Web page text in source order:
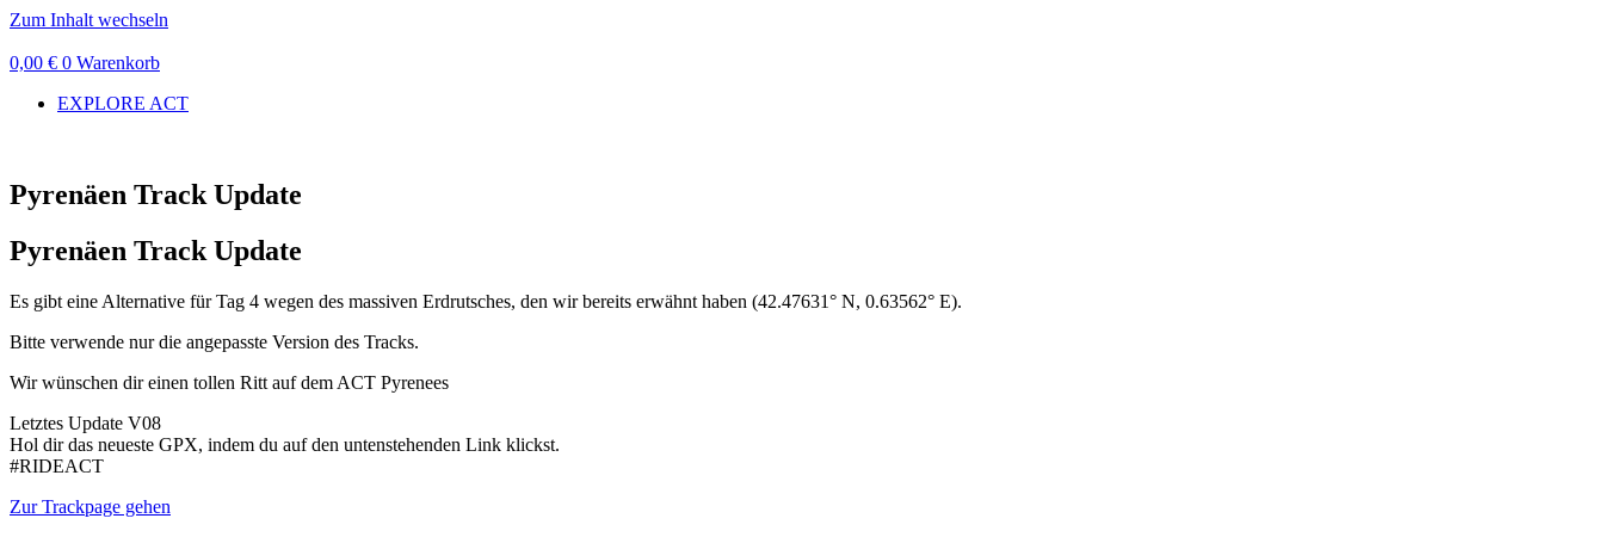
Zum Inhalt wechseln
0,00 € 0 Warenkorb
EXPLORE ACT
Pyrenäen Track Update
Pyrenäen Track Update
Es gibt eine Alternative für Tag 4 wegen des massiven Erdrutsches, den wir bereits erwähnt haben (42.47631° N, 0.63562° E).
Bitte verwende nur die angepasste Version des Tracks.
Wir wünschen dir einen tollen Ritt auf dem ACT Pyrenees
Letztes Update V08
Hol dir das neueste GPX, indem du auf den untenstehenden Link klickst.
#RIDEACT
Zur Trackpage gehen